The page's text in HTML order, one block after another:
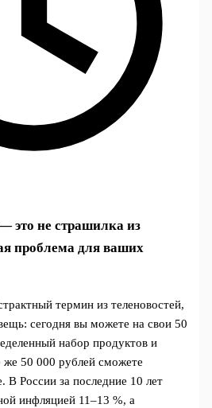
это не страшилка из
проблема для ваших
термин из теленовостей,
сегодня вы можете на свои 50
набор продуктов и
же 50 000 рублей сможете
В России за последние 10 лет
инфляцией 11–13 %, а